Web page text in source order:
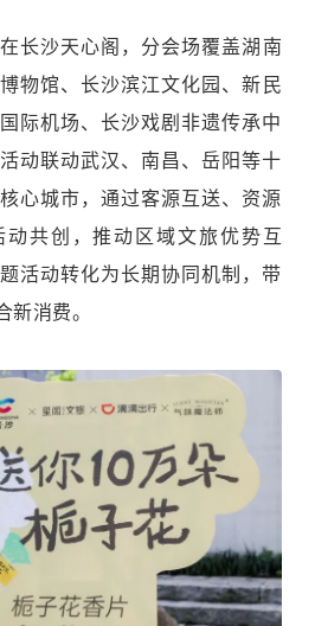
沙天心阁，分会场覆盖湖南
物馆、长沙滨江文化园、新民
际机场、长沙戏剧非遗传承中
动联动武汉、南昌、岳阳等十
心城市，通过客源互送、资源
共创，推动区域文旅优势互
活动转化为长期协同机制，带
新消费。